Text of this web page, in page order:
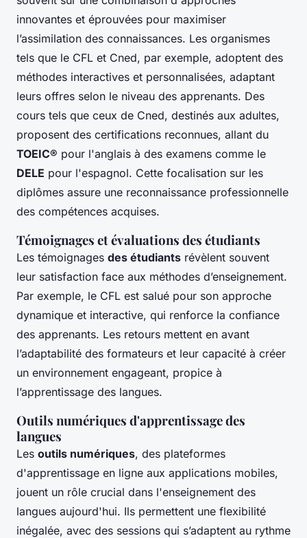
innovantes et éprouvées pour maximiser
l’assimilation des connaissances. Les organismes
tels que le CFL et Cned, par exemple, adoptent des
méthodes interactives et personnalisées, adaptant
leurs offres selon le niveau des apprenants. Des
cours tels que ceux de Cned, destinés aux adultes,
proposent des certifications reconnues, allant du
TOEIC® pour l'anglais à des examens comme le
DELE pour l'espagnol. Cette focalisation sur les
diplômes assure une reconnaissance professionnelle
des compétences acquises.
Témoignages et évaluations des étudiants
Les témoignages des étudiants révèlent souvent
leur satisfaction face aux méthodes d’enseignement.
Par exemple, le CFL est salué pour son approche
dynamique et interactive, qui renforce la confiance
des apprenants. Les retours mettent en avant
l’adaptabilité des formateurs et leur capacité à créer
un environnement engageant, propice à
l’apprentissage des langues.
Outils numériques d'apprentissage des
langues
Les outils numériques, des plateformes
d'apprentissage en ligne aux applications mobiles,
jouent un rôle crucial dans l'enseignement des
langues aujourd'hui. Ils permettent une flexibilité
inégalée, avec des sessions qui s’adaptent au rythme